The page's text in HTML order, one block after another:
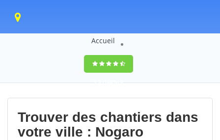
Accueil
9,5(100%)0
votes
Trouver des chantiers dans
votre ville : Nogaro